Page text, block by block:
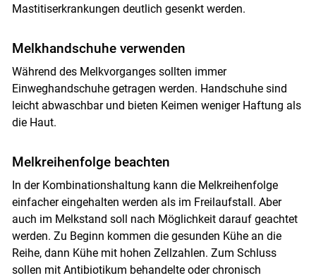
Mastitiserkrankungen deutlich gesenkt werden.
Melkhandschuhe verwenden
Während des Melkvorganges sollten immer
Einweghandschuhe getragen werden. Handschuhe sind
leicht abwaschbar und bieten Keimen weniger Haftung als
die Haut.
Melkrei­henfolge beachten
In der Kombinationshaltung kann die Melkreihenfolge
einfacher eingehalten werden als im Freilaufstall. Aber
auch im Melkstand soll nach Möglichkeit darauf geachtet
werden. Zu Beginn kommen die gesunden Kühe an die
Reihe, dann Kühe mit hohen Zellzahlen. Zum Schluss
sollen mit Antibiotikum behandelte oder chronisch